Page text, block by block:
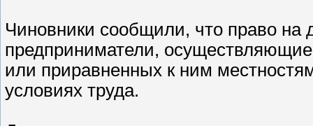
Чиновники сообщили, что право
предприниматели,
или приравненных к ним
условиях труда.